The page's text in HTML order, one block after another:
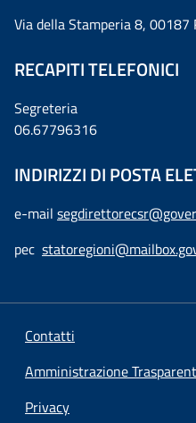
Via della Stamperia 8, 00187
RECAPITI TELEFONICI
Segreteria
06.67796316
INDIRIZZI DI POSTA
e-mail
pec
Contatti
Amministrazione
Privacy